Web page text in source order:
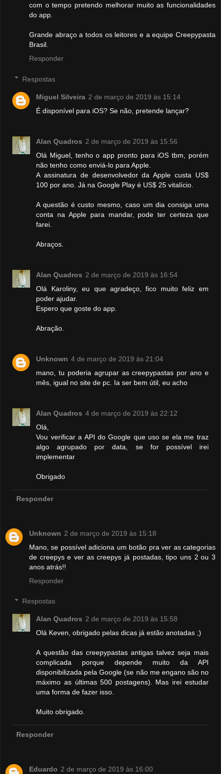
com o tempo pretendo melhorar muito as funcionalidades
do app.
Grande abraço a todos os leitores e a equipe Creepypasta
Brasil.
Responder
Respostas
Miguel Silveira 2 de março de 2019 às 15:14
É disponível para iOS? Se não, pretende lançar?
Alan Quadros 2 de março de 2019 às 15:56
Olá Miguel, tenho o app pronto para iOS tbm, porém
não tenho como enviá-lo para Apple.
A assinatura de desenvolvedor da Apple custa US$
100 por ano. Já na Google Play é US$ 25 vitalício.
A questão é custo mesmo, caso um dia consiga uma
conta na Apple para mandar, pode ter certeza que
farei.
Abraços.
Alan Quadros 2 de março de 2019 às 16:54
Olá Karoliny, eu que agradeço, fico muito feliz em
poder ajudar.
Espero que goste do app.
Abração.
Unknown 4 de março de 2019 às 21:04
mano, tu poderia agrupar as creepypastas por ano e
mês, igual no site de pc. Ia ser bem útil, eu acho
Alan Quadros 4 de março de 2019 às 22:12
Olá,
Vou verificar a API do Google que uso se ela me traz
algo agrupado por data, se for possível irei
implementar
Obrigado
Responder
Unknown 2 de março de 2019 às 15:18
Mano, se possível adiciona um botão pra ver as categorias
de creepys e ver as creepys já postadas, tipo uns 2 ou 3
anos atrás!!
Responder
Respostas
Alan Quadros 2 de março de 2019 às 15:58
Olá Keven, obrigado pelas dicas já estão anotadas ;)
A questão das creepypastas antigas talvez seja mais
complicada porque depende muito da API
disponibilizada pela Google (se não me engano são no
máximo as últimas 500 postagens). Mas irei estudar
uma forma de fazer isso.
Muito obrigado.
Responder
Eduardo 2 de março de 2019 às 16:00